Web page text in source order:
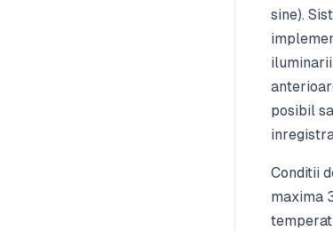
sine).
posibil
Conditii
maxima